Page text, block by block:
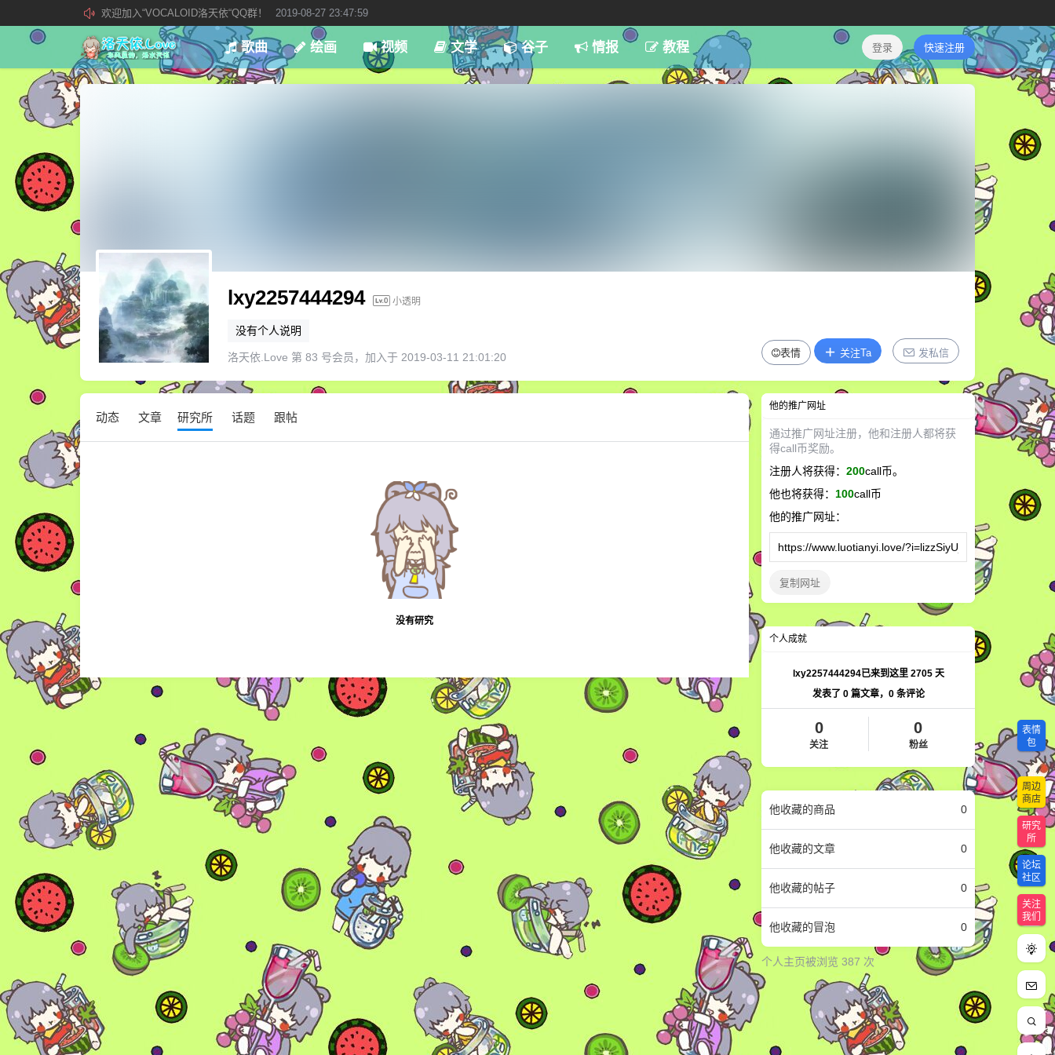
欢迎加入“VOCALOID洛天依“QQ群！
2019-08-27 23:47:59
加入本站管理团队
2019-08-21 02:23:34
新 • 文章发布须知
2021-09-14 13:07:34
歌曲 绘画 视频 文学 谷子 情报 教程 登录 快速注册
lxy2257444294 小透明
没有个人说明
洛天依.Love 第 83 号会员，加入于 2019-03-11 21:01:20 表情 关注Ta 发私信
动态 文章 研究所 话题 跟帖
没有研究
他的推广网址
通过推广网址注册，他和注册人都将获
得call币奖励。
注册人将获得：200call币。
他也将获得：100call币
他的推广网址：
复制网址
个人成就
lxy2257444294已来到这里 2705天
发表了 0篇文章， 0条评论
0
关注
0
粉丝
他收藏的商品 0
他收藏的文章 0
他收藏的帖子 0
他收藏的冒泡 0
个人主页被浏览 387 次
您没有权限发布内容，请购买会员或者提升权
限。
表情
包
周边
商店
研究
所
论坛
社区
关注
我们